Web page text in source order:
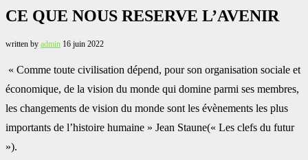
CE QUE NOUS RESERVE L’AVENIR
written by admin 16 juin 2022
‎ « Comme toute civilisation dépend, pour son organisation sociale et
économique, de la ‎vision du monde qui domine parmi ses membres,
les changements de vision du monde sont ‎les évènements les plus
importants de l’histoire humaine » Jean Staune(« Les clefs du ‎futur
»).‎